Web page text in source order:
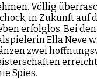
Völlig
in Zukunft
erfolglos. Bei
Ella Neve
zwei
Spies.